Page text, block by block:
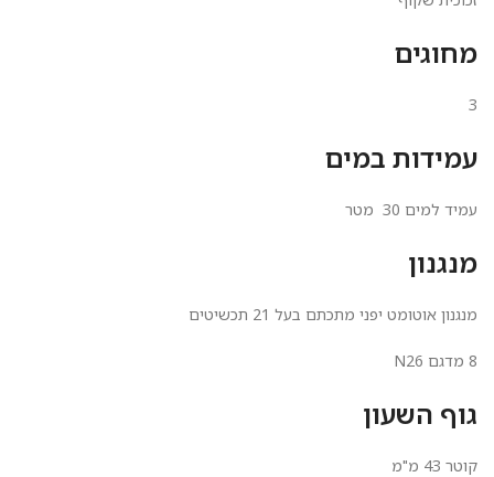
מחוגים
3
עמידות במים
עמיד למים 30 מטר
מנגנון
מנגנון אוטומט יפני מתכתם בעל 21 תכשיטים
8 מדגם N26
גוף השעון
קוטר 43 מ"מ